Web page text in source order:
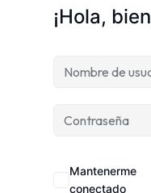
¡Hola,
Mantenerme
conectado